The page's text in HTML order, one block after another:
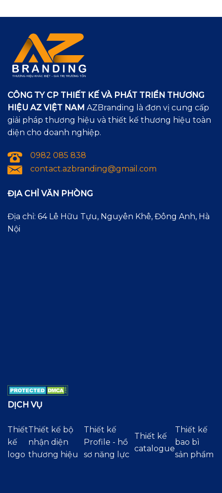
CÔNG TY CP THIẾT KẾ VÀ PHÁT TRIỂN THƯƠNG
HIỆU AZ VIỆT NAM AZBranding là đơn vị cung cấp
giải pháp thương hiệu và thiết kế thương hiệu toàn
diện cho doanh nghiệp.
0982 085 838
contact.azbranding@gmail.com
ĐỊA CHỈ VĂN PHÒNG
Địa chỉ: 64 Lê Hữu Tựu, Nguyên Khê, Đông Anh, Hà
Nội
DỊCH VỤ
Thiết
kế
logo
Thiết kế bộ
nhận diện
thương hiệu
Thiết kế
Profile - hồ
sơ năng lực
Thiết kế
catalogue
Thiết kế
bao bì
sản phẩm